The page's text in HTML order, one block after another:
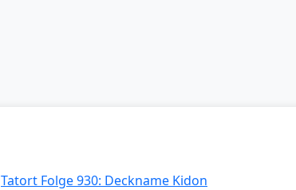
Tatort Folge 930: Deckname Kidon